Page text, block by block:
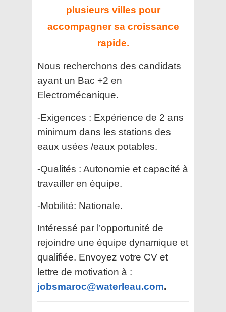
plusieurs villes pour
accompagner sa croissance
rapide.
Nous recherchons des candidats
ayant un Bac +2 en
Electromécanique.
-Exigences : Expérience de 2 ans
minimum dans les stations des
eaux usées /eaux potables.
-Qualités : Autonomie et capacité à
travailler en équipe.
-Mobilité: Nationale.
Intéressé par l’opportunité de
rejoindre une équipe dynamique et
qualifiée. Envoyez votre CV et
lettre de motivation à :
jobsmaroc@waterleau.com.